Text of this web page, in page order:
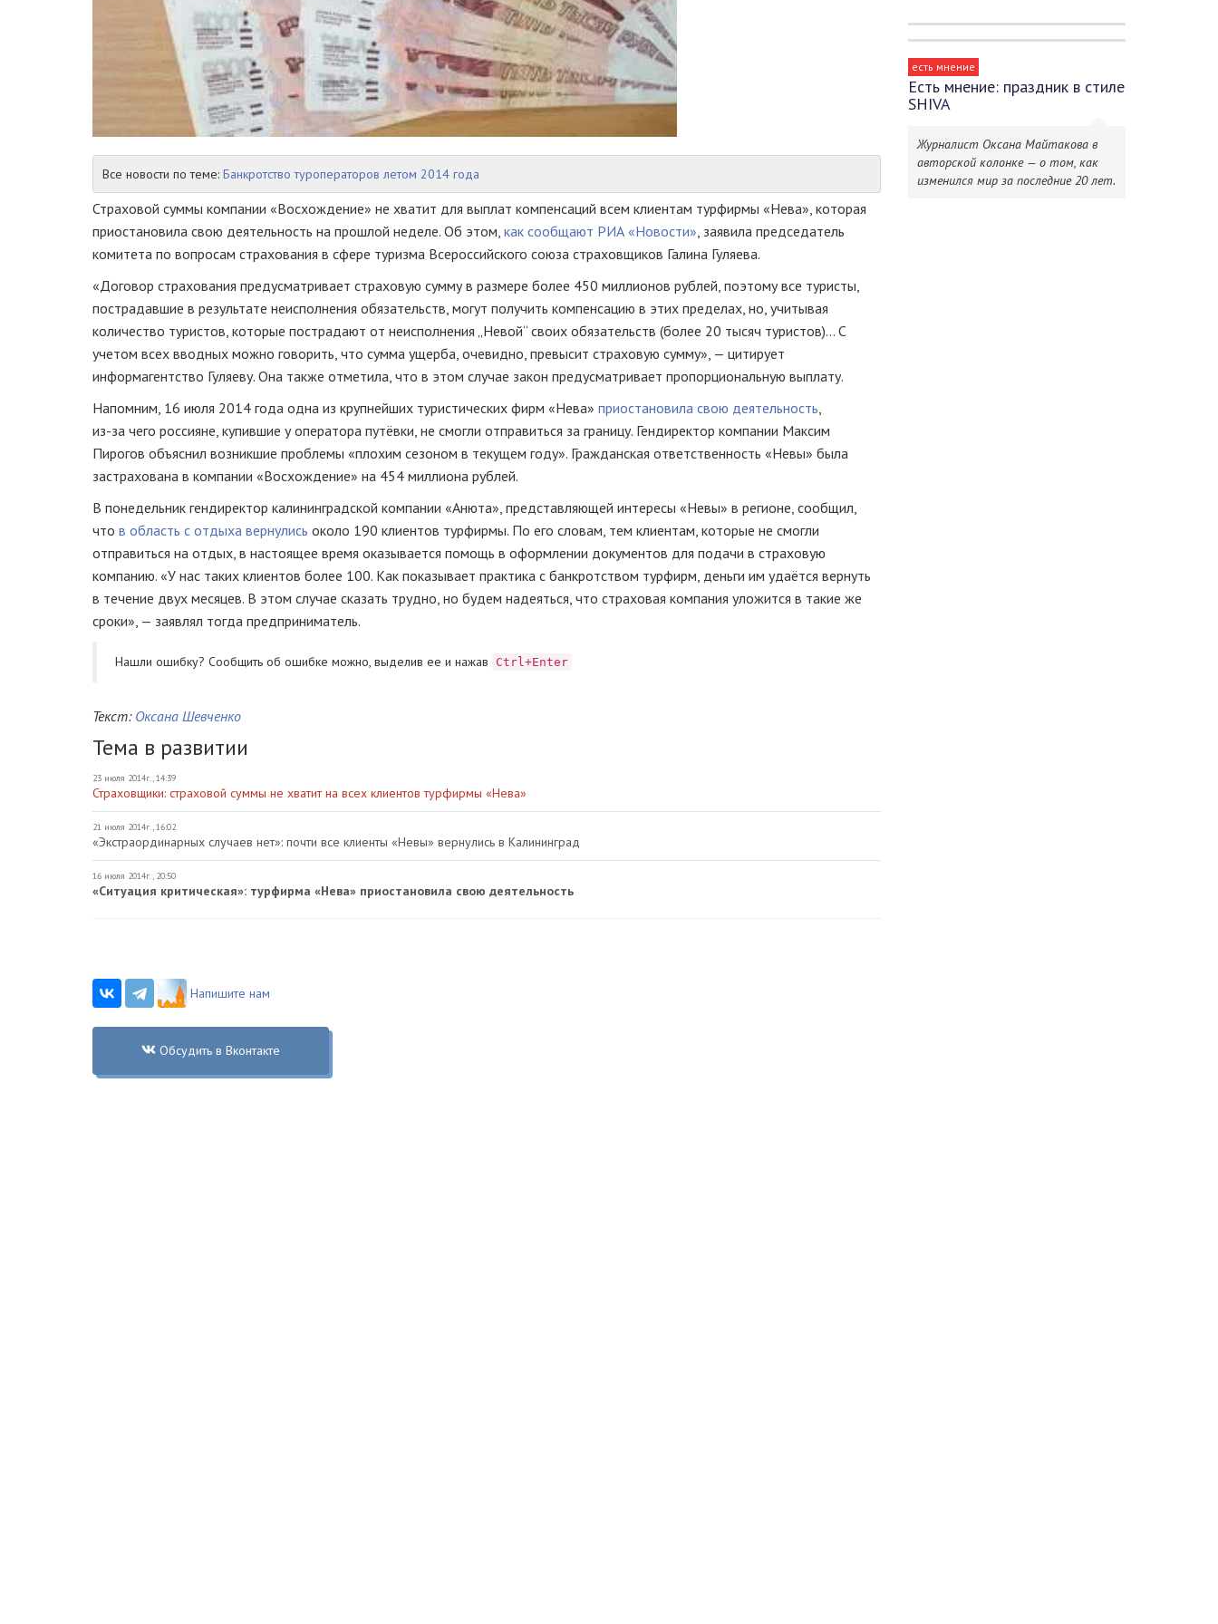
Все новости по теме: Банкротство туроператоров летом 2014 года
Страховой суммы компании «Восхождение» не хватит для выплат компенсаций всем клиентам турфирмы «Нева», которая
приостановила свою деятельность на прошлой неделе. Об этом, как сообщают РИА «Новости» , заявила председатель
комитета по вопросам страхования в сфере туризма Всероссийского союза страховщиков Галина Гуляева.
«Договор страхования предусматривает страховую сумму в размере более 450 миллионов рублей, поэтому все туристы,
пострадавшие в результате неисполнения обязательств, могут получить компенсацию в этих пределах, но, учитывая
количество туристов, которые пострадают от неисполнения „Невой“ своих обязательств (более 20 тысяч туристов)… С
учетом всех вводных можно говорить, что сумма ущерба, очевидно, превысит страховую сумму», — цитирует
информагентство Гуляеву. Она также отметила, что в этом случае закон предусматривает пропорциональную выплату.
Напомним, 16 июля 2014 года одна из крупнейших туристических фирм «Нева» приостановила свою деятельность
из-за чего россияне, купившие у оператора путёвки, не смогли отправиться за границу. Гендиректор компании Максим
Пирогов объяснил возникшие проблемы «плохим сезоном в текущем году». Гражданская ответственность «Невы» была
застрахована в компании «Восхождение» на 454 миллиона рублей.
В понедельник гендиректор калининградской компании «Анюта», представляющей интересы «Невы» в регионе, сообщил,
что в область с отдыха вернулись около 190 клиентов турфирмы. По его словам, тем клиентам, которые не смогли
отправиться на отдых, в настоящее время оказывается помощь в оформлении документов для подачи в страховую
компанию. «У нас таких клиентов более 100. Как показывает практика с банкротством турфирм, деньги им удаётся вернуть
в течение двух месяцев. В этом случае сказать трудно, но будем надеяться, что страховая компания уложится в такие же
сроки», — заявлял тогда предприниматель.
Нашли ошибку? Cообщить об ошибке можно, выделив ее и нажав Ctrl+Enter
Текст: Оксана Шевченко
Тема в развитии
23 июля 2014г., 14:39
Страховщики: cтраховой суммы не хватит на всех клиентов турфирмы «Нева»
21 июля 2014г., 16:02
«Экстраординарных случаев нет»: почти все клиенты «Невы» вернулись в Калининград
16 июля 2014г., 20:50
«Ситуация критическая»: турфирма «Нева» приостановила свою деятельность
Напишите нам
Обсудить в Вконтакте
есть мнение
Есть мнение: праздник в стиле
SHIVA
Журналист Оксана Майтакова в
авторской колонке — о том, как
изменился мир за последние 20 лет.